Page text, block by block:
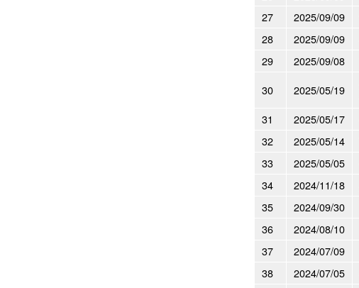
27
2025/09/09
28
2025/09/09
29
2025/09/08
30
2025/05/19
31
2025/05/17
32
2025/05/14
33
2025/05/05
34
2024/11/18
35
2024/09/30
36
2024/08/10
37
2024/07/09
38
2024/07/05